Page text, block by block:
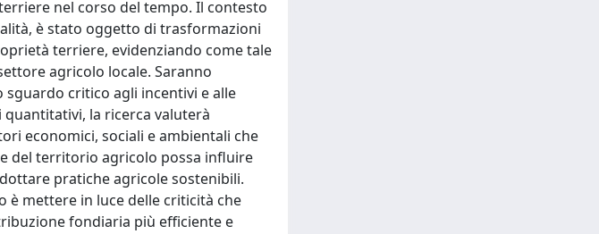
nel corso del tempo. Il contesto
è stato oggetto di trasformazioni
terriere, evidenziando come tale
agricolo locale. Saranno
critico agli incentivi e alle
la ricerca valuterà
economici, sociali e ambientali che
del territorio agricolo possa influire
pratiche agricole sostenibili.
mettere in luce delle criticità che
fondiaria più efficiente e